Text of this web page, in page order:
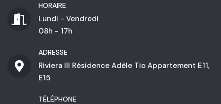
HORAIRE
Lundi - Vendredi
08h - 17h
ADRESSE
Riviera III Résidence Adèle Tio Appartement E11,
E15
TÉLÉPHONE